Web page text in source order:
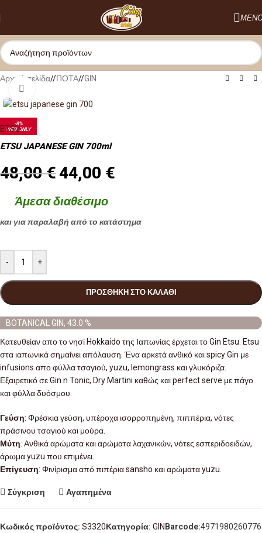
Αρχική σελίδα/ ΠΟΤΑ/ GIN
-8%
WEB ONLY
Προσφορά και στο κατάστημα
ETSU
ETSU JAPANESE GIN 700ml
48,00€44,00 €
Άμεσα διαθέσιμο
και για παραλαβή από το κατάστημα
- +
ΠΡΟΣΘΉΚΗ ΣΤΟ ΚΑΛΆΘΙ
BOTANICAL GIN, 43.0 %
Κατευθείαν απο το νησί Hokkaido της Ιαπωνίας έρχεται το Gin Etsu. Etsu
στα ιαπωνικά σημαίνει απόλαυση. Ένα αρκετά ανθικό και spicy Gin με
infusions απο φύλλα τσαγιού, yuzu, lemongrass και γλυκόριζα.
Εξαιρετικό σε Gin n Tonic, Dry Martini καθώς και perfect serve με πάγο
και φύλλα δυόσμου.
Γεύση: Φρέσκια γεύση, υπέροχα ισορροπημένη, πιππέρια, νότες
πράσινου τσαγιού και μούρα.
Μύτη: Ανθικά αρώματα και αρώματα λαχανικών, νότες εσπεριδοειδών,
άρωμα yuzu που επιμένει.
Επίγευση: Φινίρισμα από πιπέρια sansho και αρώματα yuzu.
Σύγκριση Αγαπημένα
Κωδικός προϊόντος: S3320Κατηγορία: GIN Barcode:4971980260776